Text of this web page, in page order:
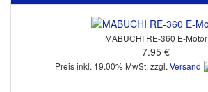
MABUCHI RE-360 E-Motor
7.95 €
Preis inkl. 19.00% MwSt. zzgl. Versand